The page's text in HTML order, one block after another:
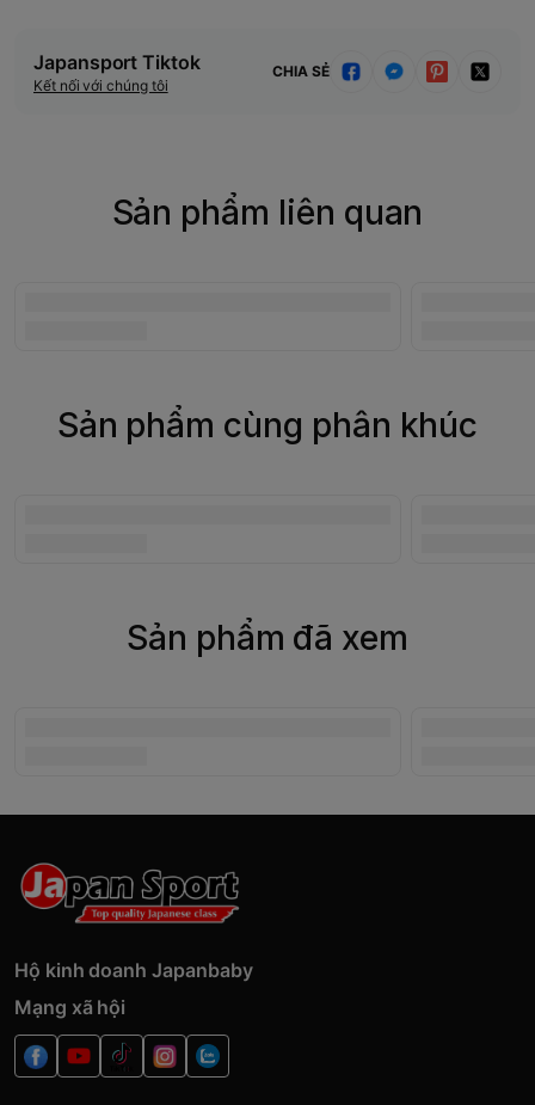
Japansport Tiktok
Kết nối với chúng tôi
CHIA SẺ
Sản phẩm liên quan
Sản phẩm cùng phân khúc
Sản phẩm đã xem
Hộ kinh doanh Japanbaby
Mạng xã hội